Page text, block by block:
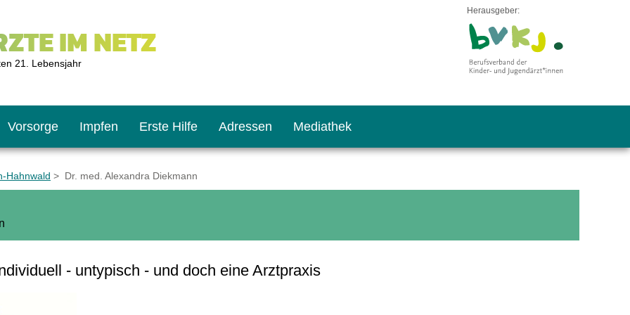
IM NETZ
21. Lebensjahr
Herausgeber:
Vorsorge Impfen
oft?
Erste Hilfe Adressen Mediathek
Hahnwald > Dr. med. Alexandra Diekmann
- untypisch - und doch eine Arztpraxis